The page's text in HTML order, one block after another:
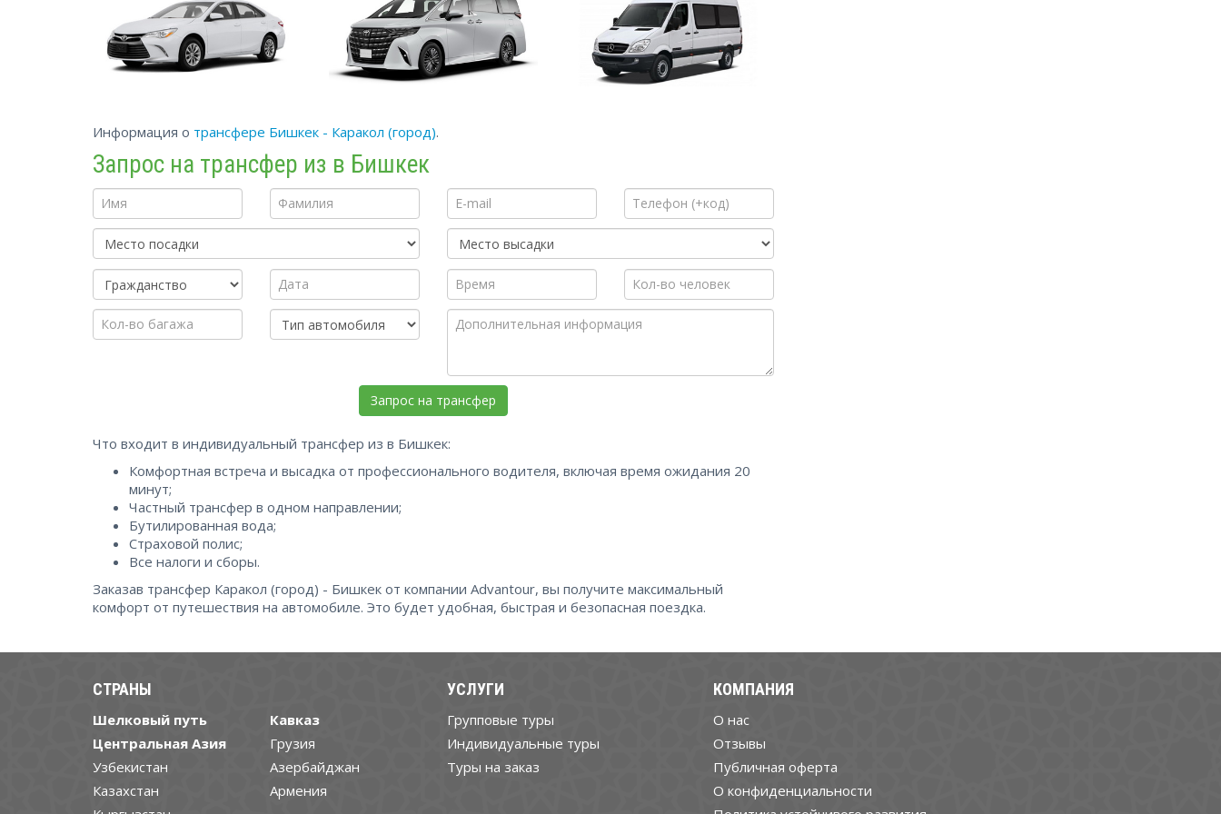
Информация о трансфере Бишкек - Каракол (город).
Запрос на трансфер из в Бишкек
Что входит в индивидуальный трансфер из в Бишкек:
Комфортная встреча и высадка от профессионального водителя, включая время ожидания 20
минут;
Частный трансфер в одном направлении;
Бутилированная вода;
Страховой полис;
Все налоги и сборы.
Заказав трансфер Каракол (город) - Бишкек от компании Advantour, вы получите максимальный
комфорт от путешествия на автомобиле. Это будет удобная, быстрая и безопасная поездка.
СТРАНЫ
Шелковый путь
Центральная Азия
Узбекистан
Казахстан
Кавказ
Грузия
Азербайджан
Армения
УСЛУГИ
Групповые туры
Индивидуальные туры
Туры на заказ
КОМПАНИЯ
О нас
Отзывы
Публичная оферта
О конфиденциальности